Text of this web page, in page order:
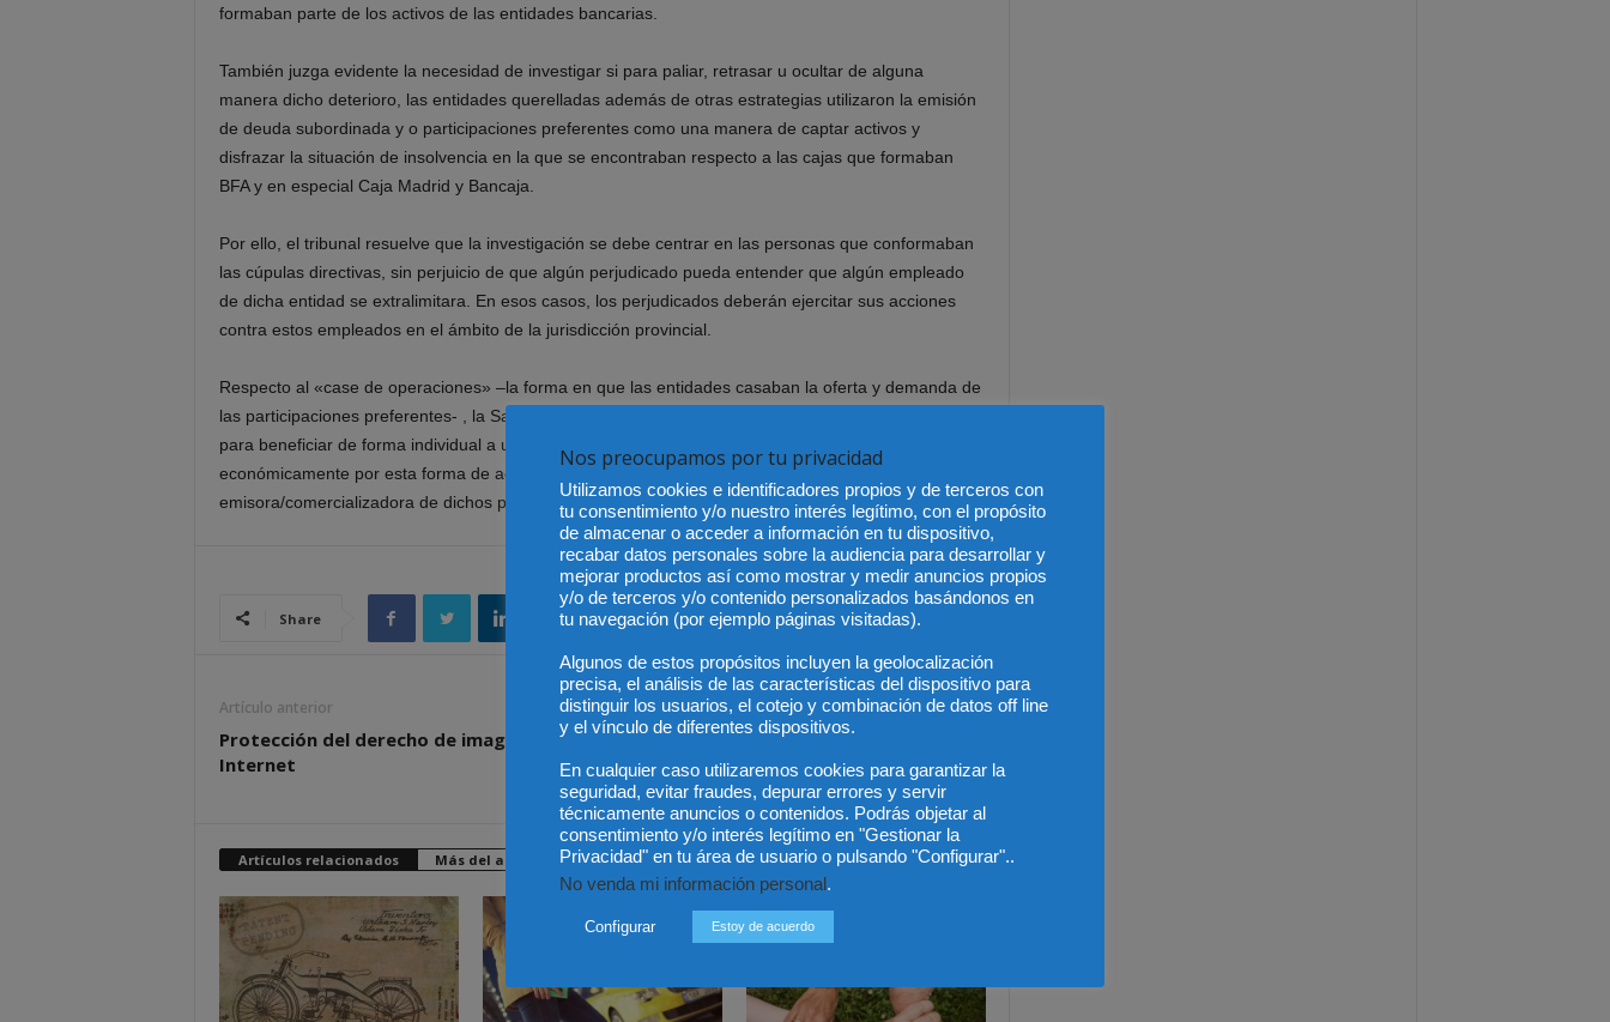
formaban parte de los activos de las entidades bancarias.
También juzga evidente la necesidad de investigar si para paliar, retrasar u ocultar de alguna
manera dicho deterioro, las entidades querelladas además de otras estrategias utilizaron la emisión
de deuda subordinada y o participaciones preferentes como una manera de captar activos y
disfrazar la situación de insolvencia en la que se encontraban respecto a las cajas que formaban
BFA y en especial Caja Madrid y Bancaja.
Por ello, el tribunal resuelve que la investigación se debe centrar en las personas que conformaban
las cúpulas directivas, sin perjuicio de que algún perjudicado pueda entender que algún empleado
de dicha entidad se extralimitara. En esos casos, los perjudicados deberán ejercitar sus acciones
contra estos empleados en el ámbito de la jurisdicción provincial.
Respecto al «case de operaciones» –la forma en que las entidades casaban la oferta y demanda de
las participaciones preferentes- , la Sala entiende que no consta que exista un plan preconcebido
para beneficiar de forma individual a unos clientes en perjuicio de otros. Por lo tanto, el perjudicado
económicamente por esta forma de actuar deberá acudir a la vía civil contra la entidad
emisora/comercializadora de dichos productos.
Share
Artículo anterior
Protección del derecho de imagen en
Internet
Artículo siguiente
Jornada clave para decidir el futuro del
servicio médico en el ICAM
Artículos relacionados Más del autor
Nos preocupamos por tu privacidad
Utilizamos cookies e identificadores propios y de terceros con
tu consentimiento y/o nuestro interés legítimo, con el propósito
de almacenar o acceder a información en tu dispositivo,
recabar datos personales sobre la audiencia para desarrollar y
mejorar productos así como mostrar y medir anuncios propios
y/o de terceros y/o contenido personalizados basándonos en
tu navegación (por ejemplo páginas visitadas).
Algunos de estos propósitos incluyen la geolocalización
precisa, el análisis de las características del dispositivo para
distinguir los usuarios, el cotejo y combinación de datos off line
y el vínculo de diferentes dispositivos.
En cualquier caso utilizaremos cookies para garantizar la
seguridad, evitar fraudes, depurar errores y servir
técnicamente anuncios o contenidos. Podrás objetar al
consentimiento y/o interés legítimo en "Gestionar la
Privacidad" en tu área de usuario o pulsando "Configurar"..
No venda mi información personal .
Configurar Estoy de acuerdo